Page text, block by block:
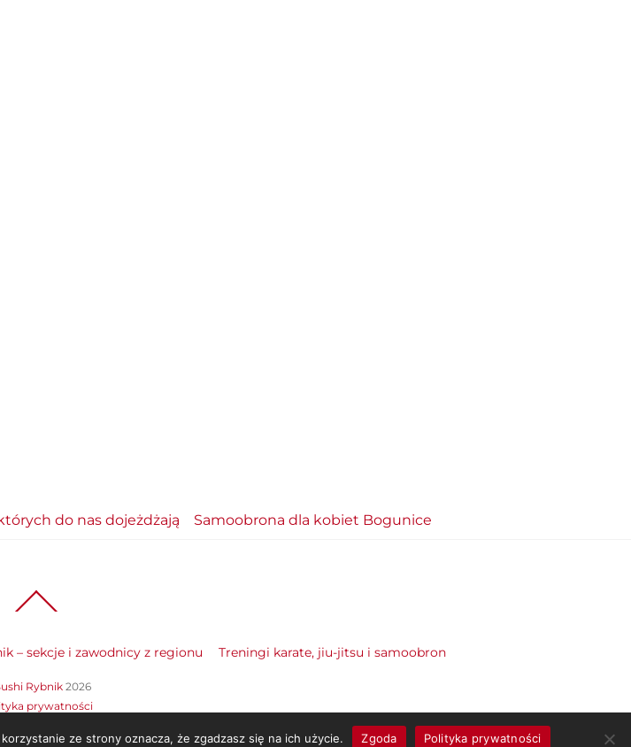
do nas dojeżdżają Samoobrona dla kobiet Bogunice
To
– sekcje i zawodnicy z regionu Treningi karate, jiu-jitsu i samoobron
Rybnik2026
prywatności
ze strony oznacza, że zgadzasz się na ich użycie. Zgoda Polityka prywatności